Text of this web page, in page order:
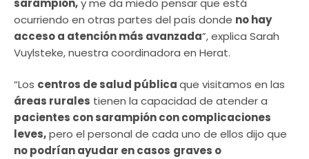
sarampión,y me da miedo pensar que está
ocurriendo en otras partes del país donde no hay
acceso a atención más avanzada”, explica Sarah
Vuylsteke, nuestra coordinadora en Herat.
“Los centros de salud públicaque visitamos en las
áreas rurales tienen la capacidad de atender a
pacientes con sarampión con complicaciones
leves,pero el personal de cada uno de ellos dijo que
no podrían ayudar en casos graves o